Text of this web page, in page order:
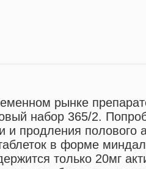
рынке
набор 365/2.
и продления полового
в форме
только 20мг